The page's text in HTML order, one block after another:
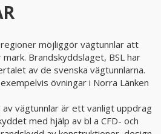
möjliggör vägtunnlar att
Brandskyddslaget, BSL har
av de svenska vägtunnlarna.
övningar i Norra Länken
vägtunnlar är ett vanligt uppdrag
med hjälp av bl a CFD- och